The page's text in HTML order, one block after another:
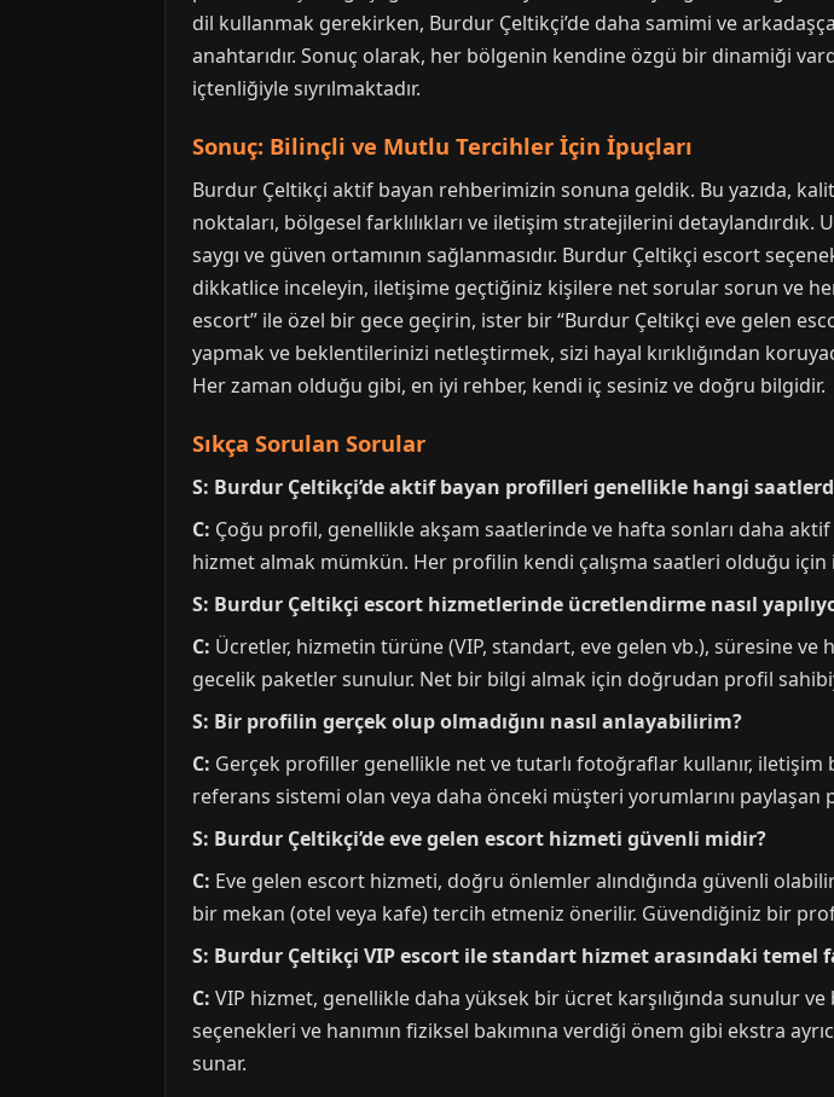
dil kullanmak gerekirken, Burdur Çeltikçi’de daha samimi ve
anahtarıdır. Sonuç olarak, her bölgenin kendine özgü bir dinamiği
içtenliğiyle sıyrılmaktadır.
Sonuç: Bilinçli ve Mutlu Tercihler İçin İpuçları
Burdur Çeltikçi aktif bayan rehberimizin sonuna geldik. Bu yazıda,
noktaları, bölgesel farklılıkları ve iletişim stratejilerini detaylandırdık.
saygı ve güven ortamının sağlanmasıdır. Burdur Çeltikçi escort
dikkatlice inceleyin, iletişime geçtiğiniz kişilere net sorular sorun ve
escort” ile özel bir gece geçirin, ister bir “Burdur Çeltikçi eve gelen
yapmak ve beklentilerinizi netleştirmek, sizi hayal kırıklığından
Her zaman olduğu gibi, en iyi rehber, kendi iç sesiniz ve doğru bilgidir.
Sıkça Sorulan Sorular
S: Burdur Çeltikçi’de aktif bayan profilleri genellikle hangi
C: Çoğu profil, genellikle akşam saatlerinde ve hafta sonları daha
hizmet almak mümkün. Her profilin kendi çalışma saatleri olduğu
S: Burdur Çeltikçi escort hizmetlerinde ücretlendirme nasıl
C: Ücretler, hizmetin türüne (VIP, standart, eve gelen vb.), süresine
gecelik paketler sunulur. Net bir bilgi almak için doğrudan profil
S: Bir profilin gerçek olup olmadığını nasıl anlayabilirim?
C: Gerçek profiller genellikle net ve tutarlı fotoğraflar kullanır, iletişim
referans sistemi olan veya daha önceki müşteri yorumlarını
S: Burdur Çeltikçi’de eve gelen escort hizmeti güvenli midir?
C: Eve gelen escort hizmeti, doğru önlemler alındığında güvenli
bir mekan (otel veya kafe) tercih etmeniz önerilir. Güvendiğiniz bir
S: Burdur Çeltikçi VIP escort ile standart hizmet arasındaki temel
C: VIP hizmet, genellikle daha yüksek bir ücret karşılığında sunulur
seçenekleri ve hanımın fiziksel bakımına verdiği önem gibi ekstra
sunar.